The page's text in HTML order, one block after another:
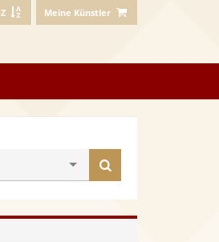
Meine Künstler
finden